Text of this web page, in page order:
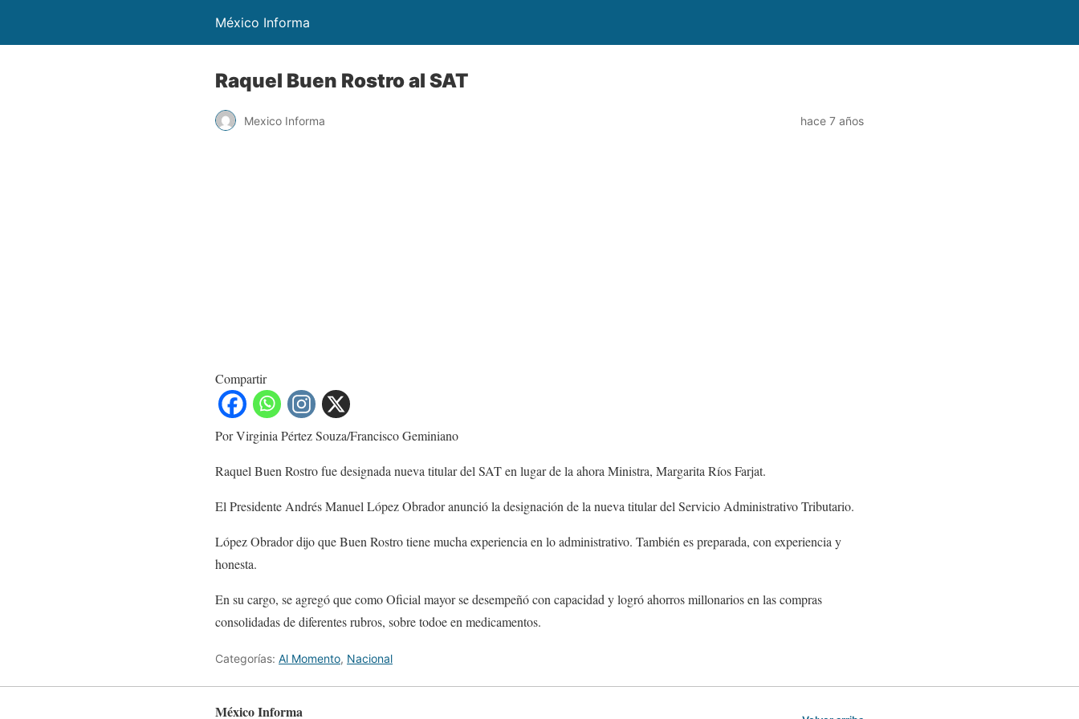
México Informa
Raquel Buen Rostro al SAT
Mexico Informa hace 7 años
Compartir
Por Virginia Pértez Souza/Francisco Geminiano
Raquel Buen Rostro fue designada nueva titular del SAT en lugar de la ahora Ministra, Margarita Ríos Farjat.
El Presidente Andrés Manuel López Obrador anunció la designación de la nueva titular del Servicio Administrativo Tributario.
López Obrador dijo que Buen Rostro tiene mucha experiencia en lo administrativo. También es preparada, con experiencia y
honesta.
En su cargo, se agregó que como Oficial mayor se desempeñó con capacidad y logró ahorros millonarios en las compras
consolidadas de diferentes rubros, sobre todoe en medicamentos.
Categorías: Al Momento, Nacional
México Informa